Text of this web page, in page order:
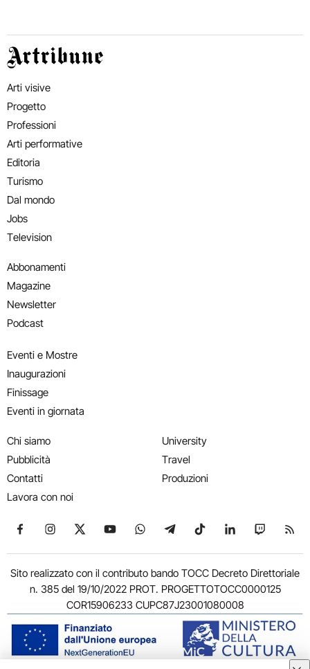
Artribune
Arti visive
Progetto
Professioni
Arti performative
Editoria
Turismo
Dal mondo
Jobs
Television
Abbonamenti
Magazine
Newsletter
Podcast
Eventi e Mostre
Inaugurazioni
Finissage
Eventi in giornata
Chi siamo
Pubblicità
Contatti
Lavora con noi
University
Travel
Produzioni
Seguici su Facebook
Seguici su Instagram
Seguici su X
Seguici su YouTube
Seguici su WhatsApp
Seguici su Telegram
Seguici su TikTok
Seguici su
Seguici
Sito realizzato con il contributo bando TOCC Decreto Direttoriale
n. 385 del 19/10/2022 PROT. PROGETTOTOCC0000125
COR15906233 CUPC87J23001080008